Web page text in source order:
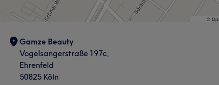
Gamze Beauty
Vogelsangerstraße 197c,
Ehrenfeld
50825 Köln